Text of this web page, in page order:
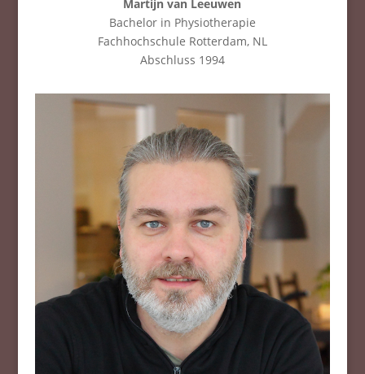
Martijn van Leeuwen
Bachelor in Physiotherapie
Fachhochschule Rotterdam, NL
Abschluss 1994